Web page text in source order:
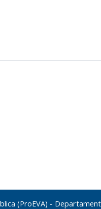
(ProEVA) -